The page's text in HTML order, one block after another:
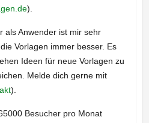
).
als Anwender ist mir sehr
Vorlagen immer besser. Es
Ideen für neue Vorlagen zu
Melde dich gerne mit
).
Besucher pro Monat